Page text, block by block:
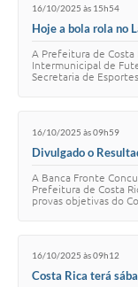
16/10/2025 às 15h54
Hoje a bola rola no
A Prefeitura de Costa
Intermunicipal de
Secretaria de
Vereadores. Nesta
16/10/2025 às 09h59
Divulgado o
A Banca Fronte
Prefeitura de Costa
provas objetivas do
16/10/2025 às 09h12
Costa Rica terá